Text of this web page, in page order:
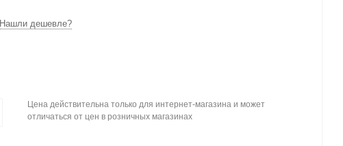
Нашли дешевле?
Цена действительна только для интернет-магазина и может
отличаться от цен в розничных магазинах